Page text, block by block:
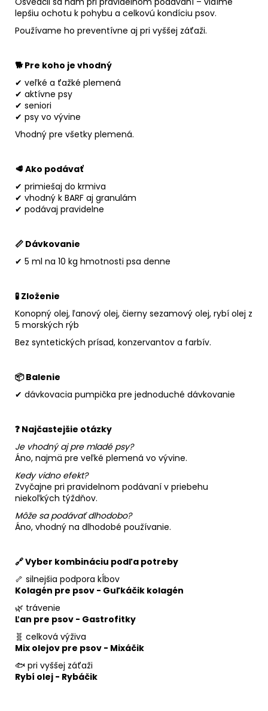
lepšiu ochotu k pohybu a celkovú kondíciu psov.
Používame ho preventívne aj pri vyššej záťaži.
🐕 Pre koho je vhodný
✔ veľké a ťažké plemená
✔ aktívne psy
✔ seniori
✔ psy vo vývine
Vhodný pre všetky plemená.
🥩 Ako podávať
✔ primiešaj do krmiva
✔ vhodný k BARF aj granulám
✔ podávaj pravidelne
📏 Dávkovanie
✔ 5 ml na 10 kg hmotnosti psa denne
🧪 Zloženie
Konopný olej, ľanový olej, čierny sezamový olej, rybí olej z
5 morských rýb
Bez syntetických prísad, konzervantov a farbív.
📦 Balenie
✔ dávkovacia pumpička pre jednoduché dávkovanie
❓ Najčastejšie otázky
Je vhodný aj pre mladé psy?
Áno, najmä pre veľké plemená vo vývine.
Kedy vidno efekt?
Zvyčajne pri pravidelnom podávaní v priebehu
niekoľkých týždňov.
Môže sa podávať dlhodobo?
Áno, vhodný na dlhodobé používanie.
🔗 Vyber kombináciu podľa potreby
🦴 silnejšia podpora kĺbov
Kolagén pre psov - Guľkáčik kolagén
🌿 trávenie
Ľan pre psov - Gastrofitky
🧬 celková výživa
Mix olejov pre psov - Mixáčik
🐟 pri vyššej záťaži
Rybí olej - Rybáčik